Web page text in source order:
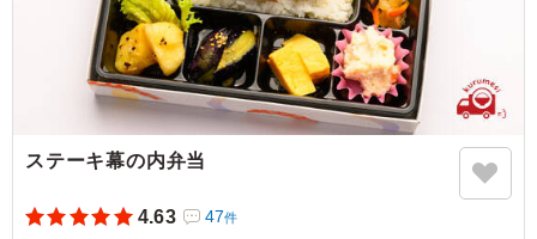
ステーキ幕の内弁当
4.63 47件